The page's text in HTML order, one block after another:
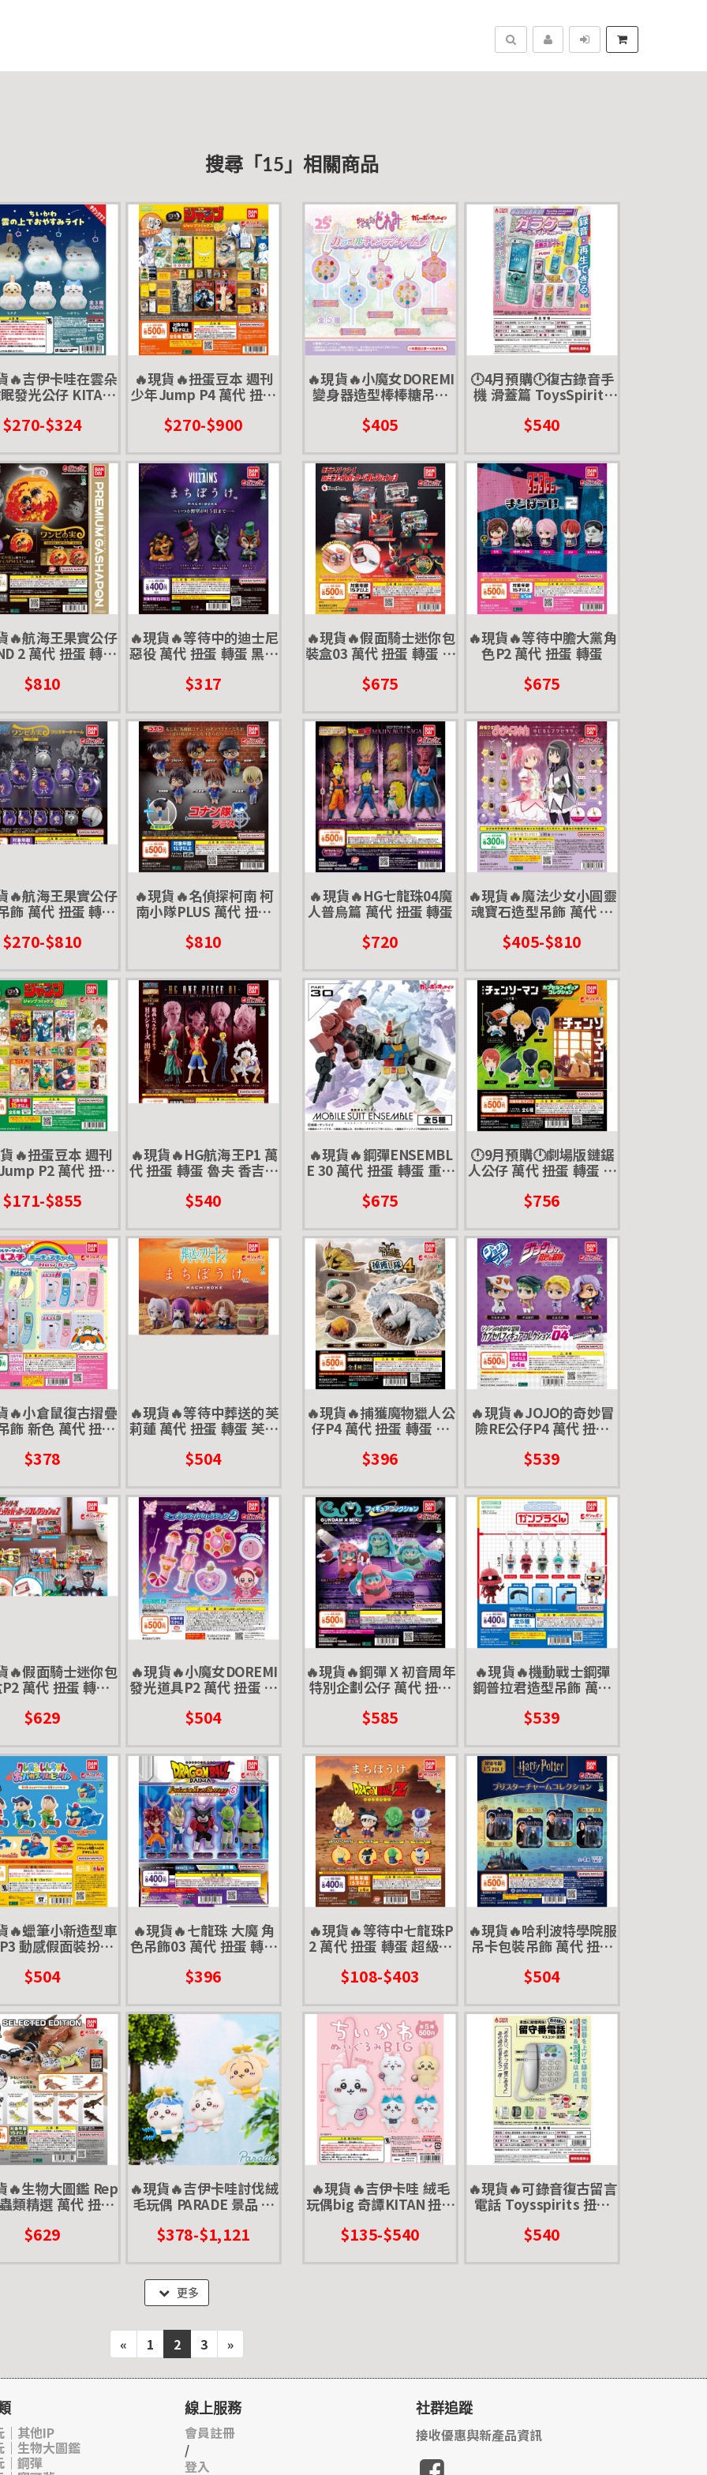
搜尋
搜尋「15」相關商品
🔥吉伊卡哇在雲朵
光公仔 KITAN
燈
$270-$324
🔥現貨🔥扭蛋豆本 週刊
少年Jump P4 萬代 扭蛋
魔法使 黑色五葉草
$270-$900
🔥現貨🔥小魔女DOREMI
變身器造型棒棒糖吊飾
$405
🕛4月預購🕛復古錄音手
機 滑蓋篇 ToysSpirits
鍵手機
$540
🔥航海王果實公仔
2 萬代 扭蛋 轉蛋
$810
🔥現貨🔥等待中的迪士尼
惡役 萬代 扭蛋 轉蛋 黑魔
$317
🔥現貨🔥假面騎士迷你包
裝盒03 萬代 扭蛋 轉蛋 迷
$675
🔥現貨🔥等待中膽大黨角
色P2 萬代 扭蛋 轉蛋
$675
🔥航海王果實公仔
飾 萬代 扭蛋 轉蛋
$270-$810
🔥現貨🔥名偵探柯南 柯
南小隊PLUS 萬代 扭蛋
$810
🔥現貨🔥HG七龍珠04魔
人普烏篇 萬代 扭蛋 轉蛋
$720
🔥現貨🔥魔法少女小圓靈
魂寶石造型吊飾 萬代 扭
$405-$810
🔥扭蛋豆本 週刊
P2 萬代 扭蛋
學院 夜櫻家大作
$171-$855
🔥現貨🔥HG航海王P1 萬
代 扭蛋 轉蛋 魯夫 香吉士
$540
🔥現貨🔥鋼彈ENSEMBL
E 30 萬代 扭蛋 轉蛋 重裝
夏亞薩克
$675
🕛9月預購🕛劇場版鏈鋸
人公仔 萬代 扭蛋 轉蛋 電
人 鯊魚人 瑪奇瑪 真紀真
$756
🔥小倉鼠復古摺疊
飾 新色 萬代 扭蛋
古 懷舊 吊飾
$378
🔥現貨🔥等待中葬送的芙
莉蓮 萬代 扭蛋 轉蛋 芙莉
箱怪
$504
🔥現貨🔥捕獲魔物獵人公
仔P4 萬代 扭蛋 轉蛋 荒
$396
🔥現貨🔥JOJO的奇妙冒
險RE公仔P4 萬代 扭蛋
承太郎 岸邊露伴
$539
🔥假面騎士迷你包
萬代 扭蛋 轉蛋
玩 dx腰帶
$629
🔥現貨🔥小魔女DOREMI
發光道具P2 萬代 扭蛋 轉
$504
🔥現貨🔥鋼彈 X 初音周年
特別企劃公仔 萬代 扭蛋
克
$585
🔥現貨🔥機動戰士鋼彈
鋼普拉君造型吊飾 萬代
$539
🔥蠟筆小新造型車
動感假面裝扮篇
阿呆 動感超人
$504
🔥現貨🔥七龍珠 大魔 角
色吊飾03 萬代 扭蛋 轉蛋
超四
$396
🔥現貨🔥等待中七龍珠P
2 萬代 扭蛋 轉蛋 超級賽
弗利沙 弗利薩
$108-$403
🔥現貨🔥哈利波特學院服
吊卡包裝吊飾 萬代 扭蛋
縮盒玩 迷你盒玩
$504
🔥生物大圖鑑 Rep
類精選 萬代 扭蛋
犰狳蜥 鬆獅蜥
$629
🔥現貨🔥吉伊卡哇討伐絨
毛玩偶 PARADE 景品 吉
夾娃娃 討伐失敗 娃娃
$378-$1,121
🔥現貨🔥吉伊卡哇 絨毛
玩偶big 奇譚KITAN 扭蛋
小八 小巴 烏薩奇
$135-$540
🔥現貨🔥可錄音復古留言
電話 Toysspirits 扭蛋
古早味 懷舊
$540
更多
« 1 2 3 »
｜其他IP
｜生物大圖鑑
｜鋼彈
線上服務
會員註冊
/
登入
社群追蹤
接收優惠與新產品資訊